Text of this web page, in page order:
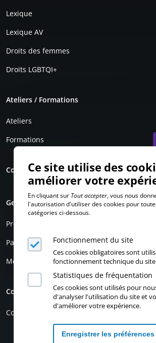
Lexique
Lexique AV
Droits des femmes
Droits LGBTQI+
Ateliers / Formations
Ateliers
Formations
Contact
Genrimages
Présentation
Partenaires
Mentions légales
Compte personnel
Connexion
Ce site utilise des
améliorer votre
En cliquant sur Tout accepter, vous nous
l'autorisation d'utiliser des cookies pour
catégories ci-dessous.
Fonctionnement du site
Ces cookies obligatoires sont
fonctionnement technique du
Statistiques de fréquentation
Ces cookies sont utilisés pour
d'analyser l'utilisation du site et
d'améliorer votre expérience.
Enregistrer les préférences